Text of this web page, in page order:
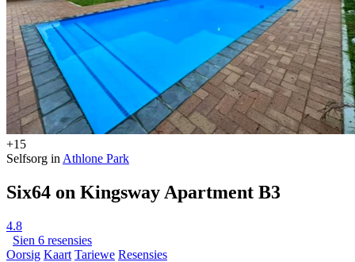
+15
Selfsorg in Athlone Park
Six64 on Kingsway Apartment B3
4.8
Sien 6 resensies
Oorsig Kaart Tariewe Resensies